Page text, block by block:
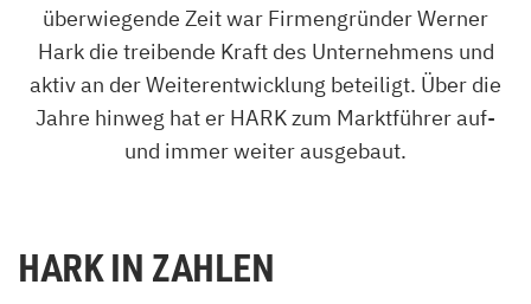
überwiegende Zeit war Firmengründer Werner
Hark die treibende Kraft des Unternehmens und
aktiv an der Weiterentwicklung beteiligt. Über die
Jahre hinweg hat er HARK zum Marktführer auf-
und immer weiter ausgebaut.
HARK IN ZAHLEN